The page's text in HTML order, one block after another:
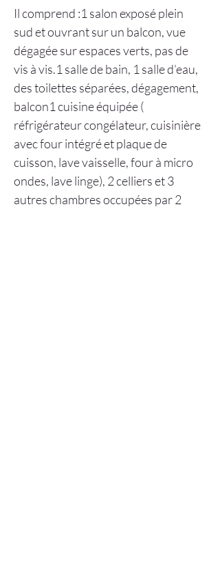
Il comprend :1 salon exposé plein
sud et ouvrant sur un balcon, vue
dégagée sur espaces verts, pas de
vis à vis.1 salle de bain, 1 salle d’eau,
des toilettes séparées, dégagement,
balcon1 cuisine équipée (
réfrigérateur congélateur, cuisinière
avec four intégré et plaque de
cuisson, lave vaisselle, four à micro
ondes, lave linge), 2 celliers et 3
autres chambres occupées par 2